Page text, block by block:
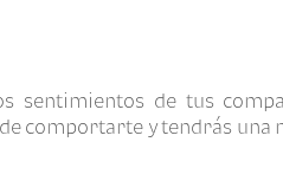
sentimientos de tus
comportarte y tendrás una